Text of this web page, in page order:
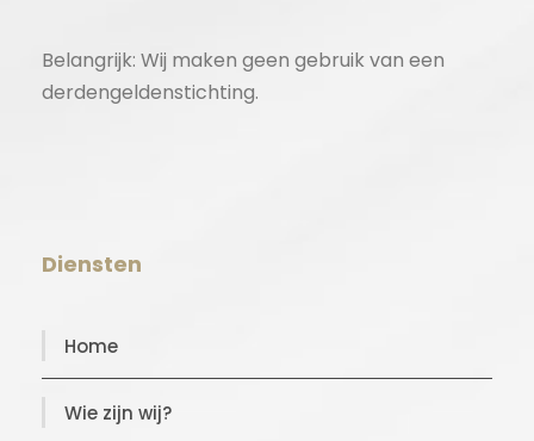
Belangrijk: Wij maken geen gebruik van een
derdengeldenstichting.
Diensten
Home
Wie zijn wij?